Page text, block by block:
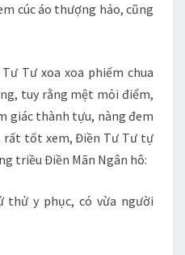
cúc áo thượng hảo, cũng
Tư xoa xoa phiếm chua
tuy rằng mệt mỏi điểm,
giác thành tựu, nàng đem
rất tốt xem, Điền Tư Tư tự
triều Điền Mãn Ngân hô:
y phục, có vừa người